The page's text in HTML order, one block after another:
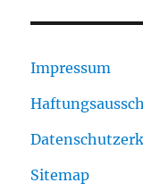
Impressum
Sitemap